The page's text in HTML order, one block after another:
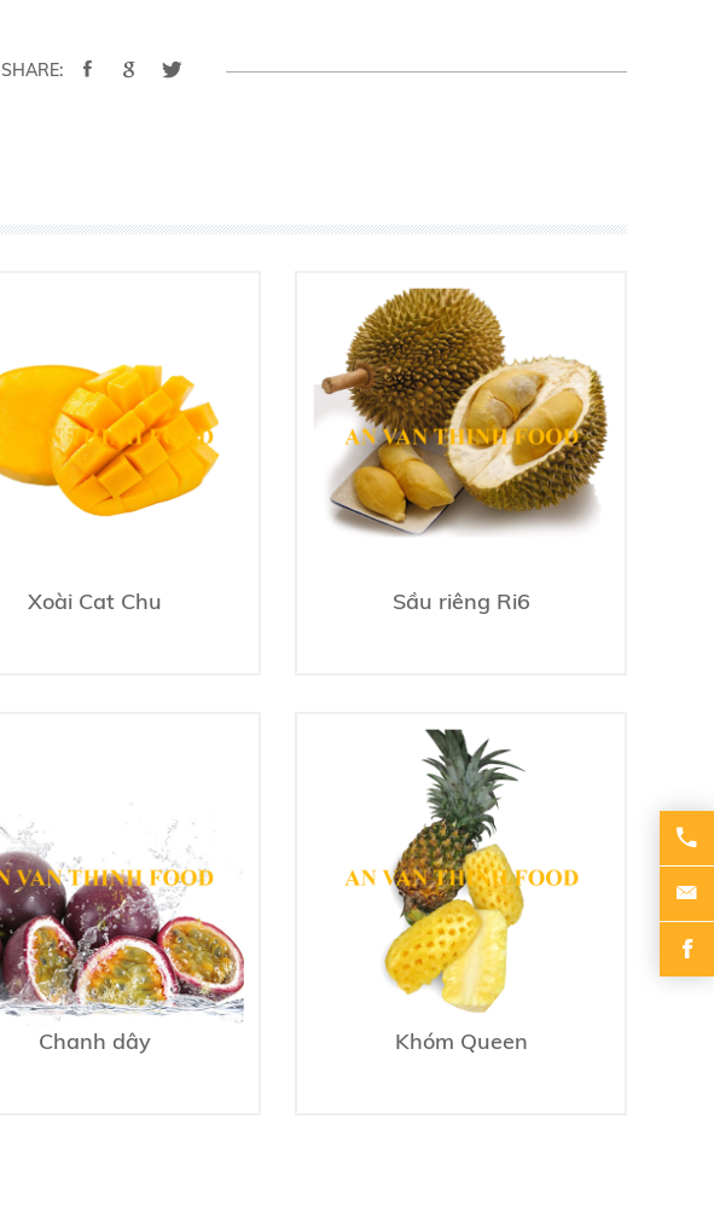
SHARE:
Xoài Cat Chu Sầu riêng Ri6
Chanh dây Khóm Queen